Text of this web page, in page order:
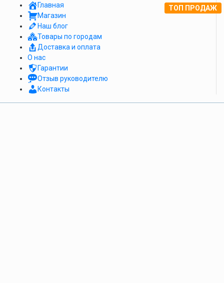
Главная
Магазин
Наш блог
Товары по городам
Доставка и оплата
О нас
Гарантии
Отзыв руководителю
Контакты
ТОП ПРОДАЖ